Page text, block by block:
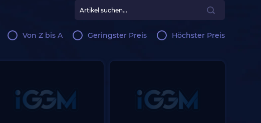
Von Z bis A Geringster Preis Höchster Preis